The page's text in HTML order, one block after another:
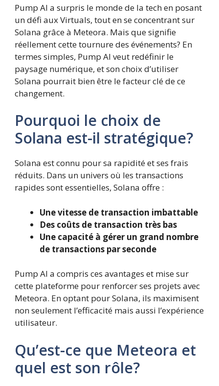
Pump AI a surpris le monde de la tech en posant
un défi aux Virtuals, tout en se concentrant sur
Solana grâce à Meteora. Mais que signifie
réellement cette tournure des événements? En
termes simples, Pump AI veut redéfinir le
paysage numérique, et son choix d’utiliser
Solana pourrait bien être le facteur clé de ce
changement.
Pourquoi le choix de
Solana est-il stratégique?
Solana est connu pour sa rapidité et ses frais
réduits. Dans un univers où les transactions
rapides sont essentielles, Solana offre :
Une vitesse de transaction imbattable
Des coûts de transaction très bas
Une capacité à gérer un grand nombre
de transactions par seconde
Pump AI a compris ces avantages et mise sur
cette plateforme pour renforcer ses projets avec
Meteora. En optant pour Solana, ils maximisent
non seulement l’efficacité mais aussi l’expérience
utilisateur.
Qu’est-ce que Meteora et
quel est son rôle?